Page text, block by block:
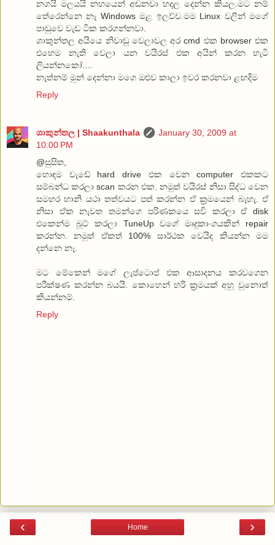
නගයි මලයයි නහයෙන් අඬනවා හදල දෙන්න කියල.මට නම්
තේරෙන්නෙ නෑ Windows මළ ඉලව්ව.මම Linux වලින් මගේ
පාඩුවෙ වැඩ ටික කරගන්නවා.
ශාකුන්තල අයියෙ නිවාඩු වෙලාවල අර cmd එක browser එක
එහෙම නැති වෙලා යන වයිරස් එක අයින් කරන හැටි
ලියන්නකෝ....
නැත්නම් මුන් දෙන්නා මගෙ ඔළුව කාලා ඉවර කරනවා ළඟදිම
Reply
ශාකුන්තල | Shaakunthala
January 30, 2009 at
10:00 PM
@සුසිත,
හොඳම වැඩේ hard drive එක වෙන computer එකකට
සම්බන්ධ කරලා scan කරන එක. නමුත් වයිරස් නිසා සිද්ධ වෙන
සමහර හානි යථා තත්වයට පත් කරන්න ඒ ක්‍රමයෙන් බැහැ. ඒ
නිසා ඒක නැවත තමන්ගෙ පරිණකයෙ සවි කරලා ඒ disk
එකෙන්ම බූට් කරලා TuneUp වගේ මෘදුකාංගයකින් repair
කරන්න. නමුත් ඒකත් 100% සාර්ථක වෙයිද කියන්න මම
දන්නෙ නෑ.
ම‍ට මේකෙන් මගේ ලැප්ටොප් එක ආසාදනය කරවගෙන
පරීක්ෂණ කරන්න බයයි. කොහෙන් හරි ක්‍රමයක් අහු වුනොත්
කියන්නම්.
Reply
‹ ›
Home